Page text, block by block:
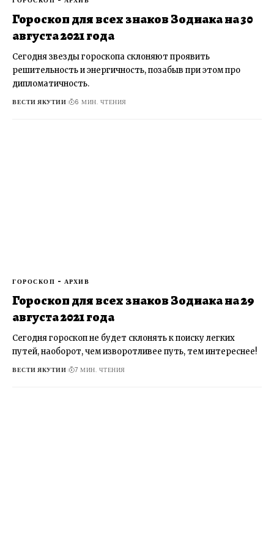
Гороскоп для всех знаков Зодиака на 30
августа 2021 года
Сегодня звезды гороскопа склоняют проявить
решительность и энергичность, позабыв при этом про
дипломатичность.
ВЕСТИ ЯКУТИИ 6 МИН. ЧТЕНИЯ
ГОРОСКОП - АРХИВ
Гороскоп для всех знаков Зодиака на 29
августа 2021 года
Сегодня гороскоп не будет склонять к поиску легких
путей, наоборот, чем изворотливее путь, тем интереснее!
ВЕСТИ ЯКУТИИ 7 МИН. ЧТЕНИЯ